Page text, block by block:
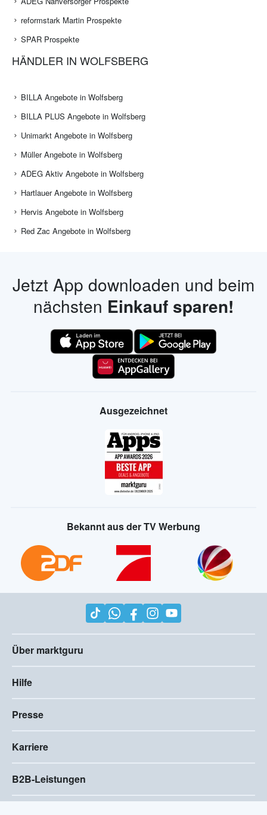
reformstark Martin Prospekte
SPAR Prospekte
HÄNDLER IN WOLFSBERG
BILLA Angebote in Wolfsberg
BILLA PLUS Angebote in Wolfsberg
Unimarkt Angebote in Wolfsberg
Müller Angebote in Wolfsberg
ADEG Aktiv Angebote in Wolfsberg
Hartlauer Angebote in Wolfsberg
Hervis Angebote in Wolfsberg
Red Zac Angebote in Wolfsberg
Jetzt App downloaden und beim
nächsten Einkauf sparen!
Ausgezeichnet
Bekannt aus der TV Werbung
Über marktguru
Hilfe
Presse
Karriere
B2B-Leistungen